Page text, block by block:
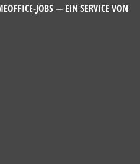
JOBS — EIN SERVICE VON